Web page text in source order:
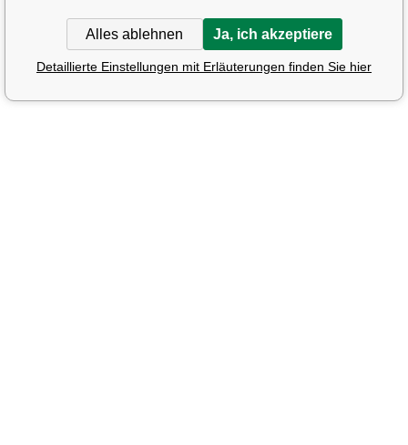
Alles ablehnen Ja, ich akzeptiere
Detaillierte Einstellungen mit Erläuterungen finden Sie hier